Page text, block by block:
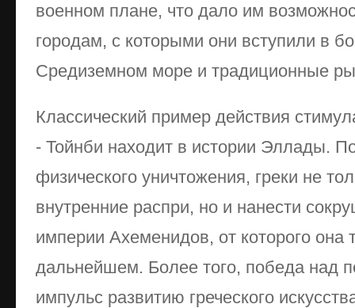
военном плане, что дало им
городам, с которыми они вступили в
Средиземном море и традиционные
Классический пример действия
- Тойнби находит в истории Эллады.
физического уничтожения, греки не
внутренние распри, но и нанести
империи Ахеменидов, от которого она
дальнейшем. Более того, победа над
импульс развитию греческого